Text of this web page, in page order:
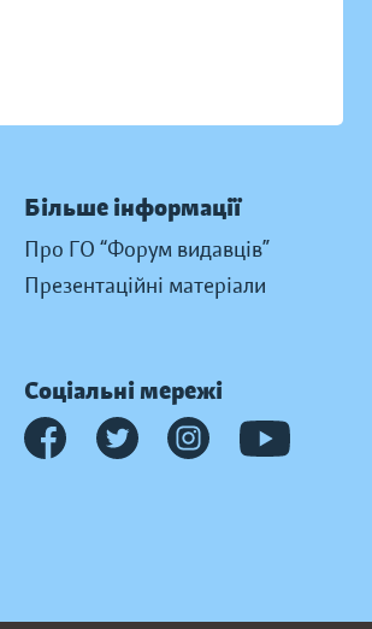
Більше інформації
Про ГО “Форум видавців”
Презентаційні матеріали
Соціальні мережі